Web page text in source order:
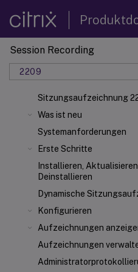
Session Recording
2209
Sitzungsaufzeichnung
Was ist neu
Systemanforderungen
Erste Schritte
Installieren,
Deinstallieren
Dynamische
Konfigurieren
Aufzeichnungen
Aufzeichnungen